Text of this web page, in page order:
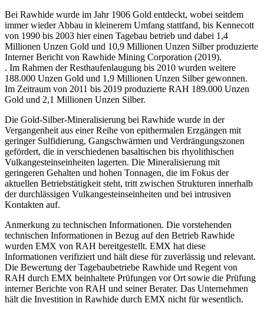
Bei Rawhide wurde im Jahr 1906 Gold entdeckt, wobei seitdem
immer wieder Abbau in kleinerem Umfang stattfand, bis Kennecott
von 1990 bis 2003 hier einen Tagebau betrieb und dabei 1,4
Millionen Unzen Gold und 10,9 Millionen Unzen Silber produzierte
Interner Bericht von Rawhide Mining Corporation (2019).
. Im Rahmen der Resthaufenlaugung bis 2010 wurden weitere
188.000 Unzen Gold und 1,9 Millionen Unzen Silber gewonnen.
Im Zeitraum von 2011 bis 2019 produzierte RAH 189.000 Unzen
Gold und 2,1 Millionen Unzen Silber.
Die Gold-Silber-Mineralisierung bei Rawhide wurde in der
Vergangenheit aus einer Reihe von epithermalen Erzgängen mit
geringer Sulfidierung, Gangschwärmen und Verdrängungszonen
gefördert, die in verschiedenen basaltischen bis rhyolithischen
Vulkangesteinseinheiten lagerten. Die Mineralisierung mit
geringeren Gehalten und hohen Tonnagen, die im Fokus der
aktuellen Betriebstätigkeit steht, tritt zwischen Strukturen innerhalb
der durchlässigen Vulkangesteinseinheiten und bei intrusiven
Kontakten auf.
Anmerkung zu technischen Informationen. Die vorstehenden
technischen Informationen in Bezug auf den Betrieb Rawhide
wurden EMX von RAH bereitgestellt. EMX hat diese
Informationen verifiziert und hält diese für zuverlässig und relevant.
Die Bewertung der Tagebaubetriebe Rawhide und Regent von
RAH durch EMX beinhaltete Prüfungen vor Ort sowie die Prüfung
interner Berichte von RAH und seiner Berater. Das Unternehmen
hält die Investition in Rawhide durch EMX nicht für wesentlich.